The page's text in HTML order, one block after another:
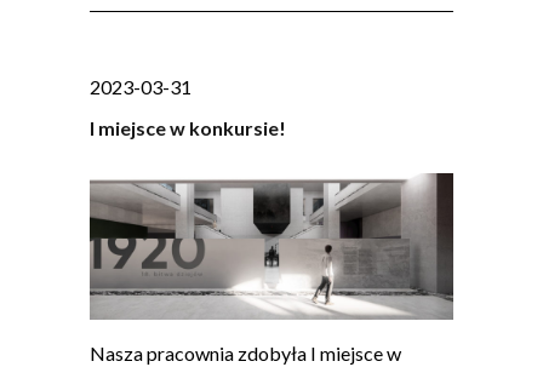
2023-03-31
I miejsce w konkursie!
Nasza pracownia zdobyła I miejsce w